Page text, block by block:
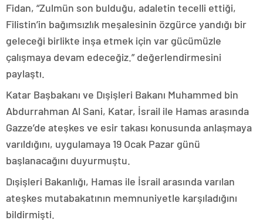
Fidan, “Zulmün son bulduğu, adaletin tecelli ettiği,
Filistin’in bağımsızlık meşalesinin özgürce yandığı bir
geleceği birlikte inşa etmek için var gücümüzle
çalışmaya devam edeceğiz.” değerlendirmesini
paylaştı.
Katar Başbakanı ve Dışişleri Bakanı Muhammed bin
Abdurrahman Al Sani, Katar, İsrail ile Hamas arasında
Gazze’de ateşkes ve esir takası konusunda anlaşmaya
varıldığını, uygulamaya 19 Ocak Pazar günü
başlanacağını duyurmuştu.
Dışişleri Bakanlığı, Hamas ile İsrail arasında varılan
ateşkes mutabakatının memnuniyetle karşıladığını
bildirmişti.